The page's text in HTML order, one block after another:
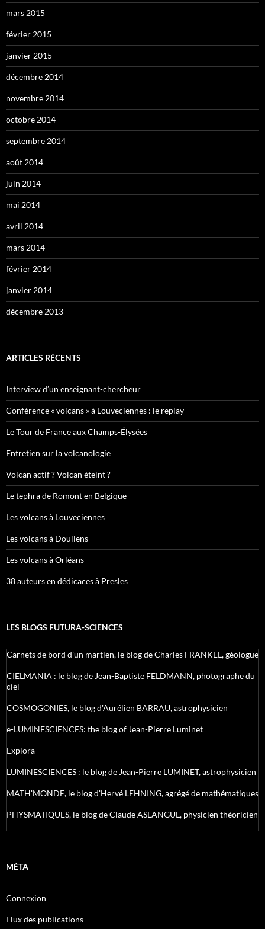
mars 2015
février 2015
janvier 2015
décembre 2014
novembre 2014
octobre 2014
septembre 2014
août 2014
juin 2014
mai 2014
avril 2014
mars 2014
février 2014
janvier 2014
décembre 2013
ARTICLES RÉCENTS
Interview d’un enseignant-chercheur
Conférence « volcans » à Louveciennes : le replay
Le Tour de France aux Champs-Élysées
Entretien sur la volcanologie
Volcan actif ? Volcan éteint ?
Le tephra de Romont en Belgique
Les volcans à Louveciennes
Les volcans à Doullens
Les volcans à Orléans
38 auteurs en dédicaces à Presles
LES BLOGS FUTURA-SCIENCES
Carnets de bord d’un martien, le blog de Charles FRANKEL, géologue
CIELMANIA : le blog de Jean-Baptiste FELDMANN, photographe du
ciel
COSMOGONIES, le blog d'Aurélien BARRAU, astrophysicien
e-LUMINESCIENCES: the blog of Jean-Pierre Luminet
Explora
LUMINESCIENCES : le blog de Jean-Pierre LUMINET, astrophysicien
MATH'MONDE, le blog d'Hervé LEHNING, agrégé de mathématiques
PHYSMATIQUES, le blog de Claude ASLANGUL, physicien théoricien
MÉTA
Connexion
Flux des publications